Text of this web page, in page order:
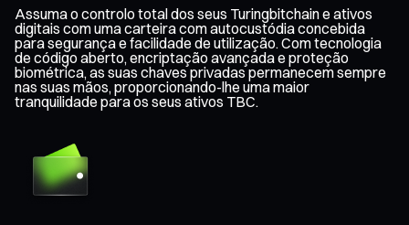
Assuma o controlo total dos seus Turingbitchain e ativos
digitais com uma carteira com autocustódia concebida
para segurança e facilidade de utilização. Com tecnologia
de código aberto, encriptação avançada e proteção
biométrica, as suas chaves privadas permanecem sempre
nas suas mãos, proporcionando-lhe uma maior
tranquilidade para os seus ativos TBC.